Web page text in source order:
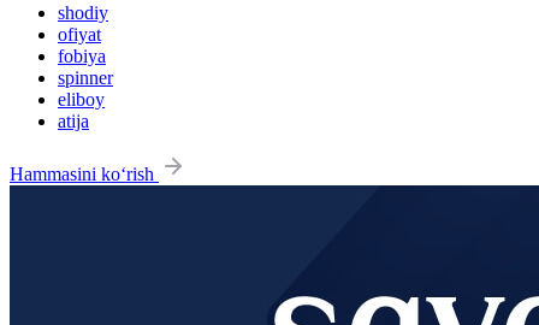
shodiy
ofiyat
fobiya
spinner
eliboy
atija
Hammasini ko‘rish